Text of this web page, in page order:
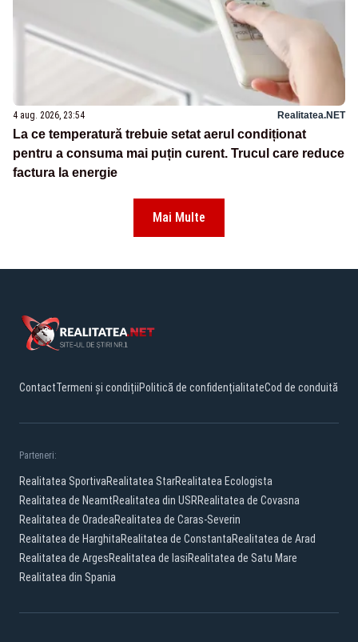
4 aug. 2026, 23:54 Realitatea.NET
La ce temperatură trebuie setat aerul condiționat
pentru a consuma mai puțin curent. Trucul care reduce
factura la energie
Mai Multe
ContactTermeni și condițiiPolitică de confidențialitateCod de conduită
Parteneri:
Realitatea SportivaRealitatea StarRealitatea Ecologista
Realitatea de NeamtRealitatea din USRRealitatea de Covasna
Realitatea de OradeaRealitatea de Caras-Severin
Realitatea de HarghitaRealitatea de ConstantaRealitatea de Arad
Realitatea de ArgesRealitatea de IasiRealitatea de Satu Mare
Realitatea din Spania